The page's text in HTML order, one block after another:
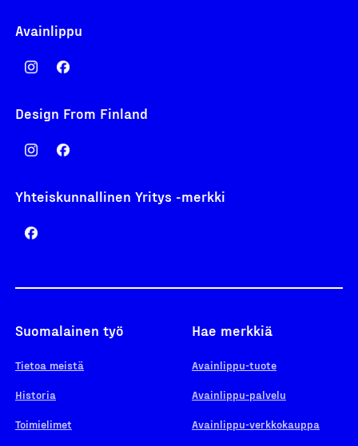
Avainlippu
Design From Finland
Yhteiskunnallinen Yritys -merkki
Suomalainen työ
Tietoa meistä
Historia
Toimielimet
Hae merkkiä
Avainlippu-tuote
Avainlippu-palvelu
Avainlippu-verkkokauppa